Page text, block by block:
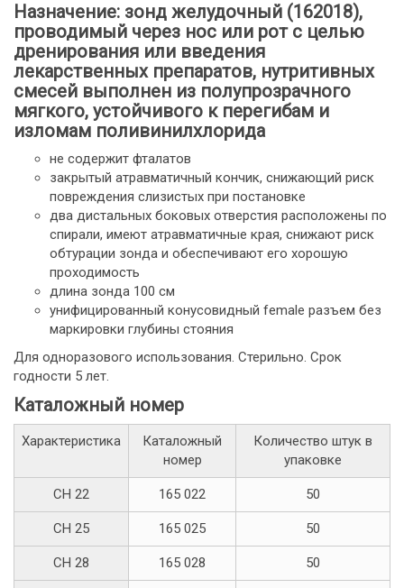
Назначение: зонд желудочный (162018),
проводимый через нос или рот с целью
дренирования или введения
лекарственных препаратов, нутритивных
смесей выполнен из полупрозрачного
мягкого, устойчивого к перегибам и
изломам поливинилхлорида
не содержит фталатов
закрытый атравматичный кончик, снижающий риск
повреждения слизистых при постановке
два дистальных боковых отверстия расположены по
спирали, имеют атравматичные края, снижают риск
обтурации зонда и обеспечивают его хорошую
проходимость
длина зонда 100 см
унифицированный конусовидный female разъем без
маркировки глубины стояния
Для одноразового использования. Стерильно. Срок
годности 5 лет.
Каталожный номер
Характеристика
Каталожный
номер
Количество штук в
упаковке
СН 22 165 022 50
СН 25 165 025 50
СН 28 165 028 50